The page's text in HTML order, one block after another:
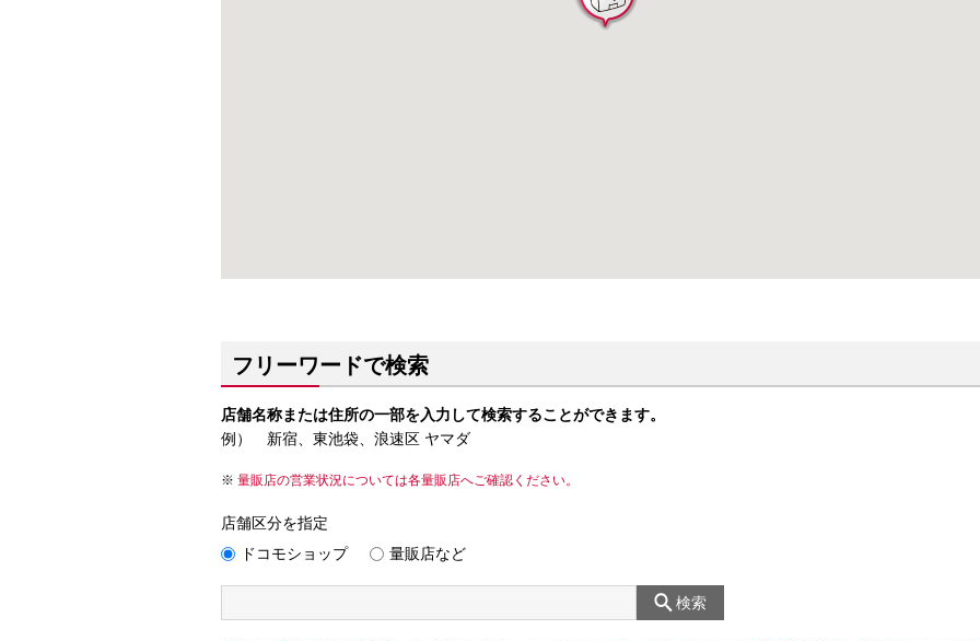
フリーワードで検索
店舗名称または住所の一部を入力して検索することができます。
例） 新宿、東池袋、浪速区 ヤマダ
量販店の営業状況については各量販店へご確認ください。
店舗区分を指定
ドコモショップ
量販店など
検索